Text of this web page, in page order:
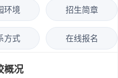
环境 招生简章
方式 在线报名
概况